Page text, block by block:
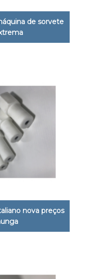
de sorvete
nova preços